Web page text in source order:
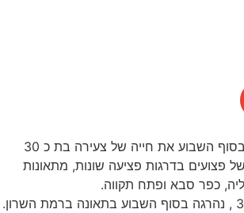
הקטל בכבישים גבה בסוף השבוע את חייה של צעירה בת כ 30
פצועים בדרגות פציעה שונות, מתאונות
כפר סבא ופתח תקווה.
צעירה, צעירה כבת 30 , נהרגה בסוף השבוע בתאונה ברמת השרון.